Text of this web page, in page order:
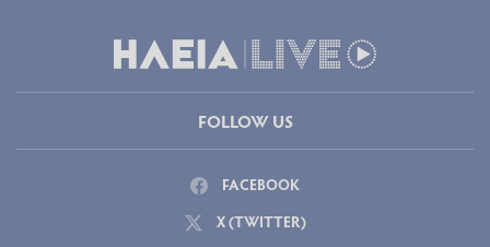
FOLLOW US
FACEBOOK
X (TWITTER)